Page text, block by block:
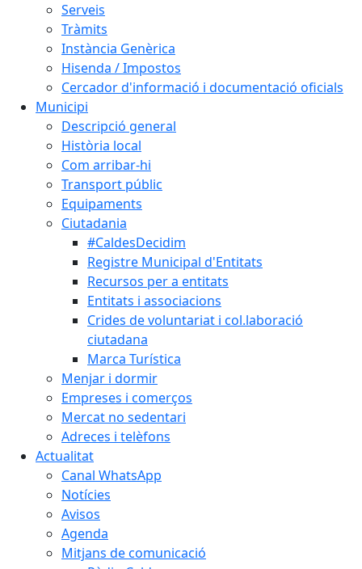
Serveis
Tràmits
Instància Genèrica
Hisenda / Impostos
Cercador d'informació i documentació oficials
Municipi
Descripció general
Història local
Com arribar-hi
Transport públic
Equipaments
Ciutadania
#CaldesDecidim
Registre Municipal d'Entitats
Recursos per a entitats
Entitats i associacions
Crides de voluntariat i col.laboració
ciutadana
Marca Turística
Menjar i dormir
Empreses i comerços
Mercat no sedentari
Adreces i telèfons
Actualitat
Canal WhatsApp
Notícies
Avisos
Agenda
Mitjans de comunicació